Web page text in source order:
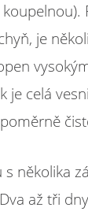
je
je celá
s několika
až tři